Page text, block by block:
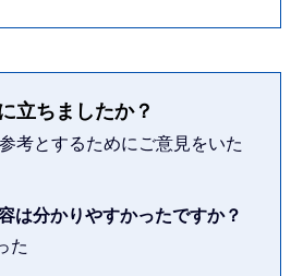
立ちましたか？
考とするためにご意見をいた
は分かりやすかったですか？
た